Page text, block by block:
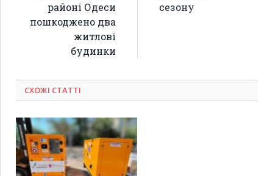
районі Одеси
пошкоджено два
житлові
будинки
сезону
СХОЖІ СТАТТІ